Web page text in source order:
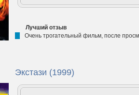
Лучший отзыв
Очень трогательный фильм, после
Экстази (1999)